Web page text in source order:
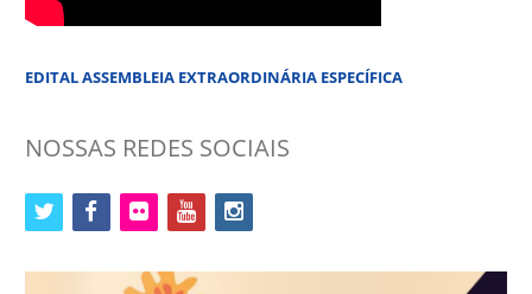
EDITAL ASSEMBLEIA EXTRAORDINÁRIA ESPECÍFICA
NOSSAS REDES SOCIAIS
twitter facebookflickr youtubeinstagram